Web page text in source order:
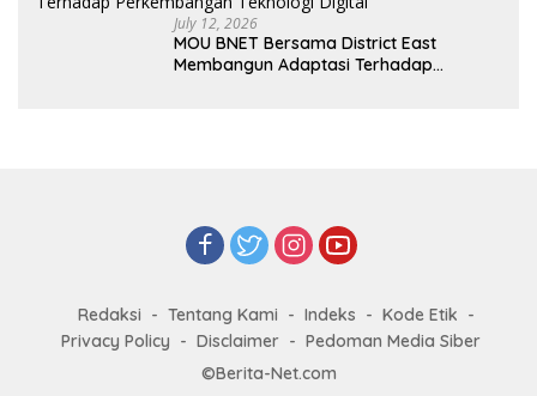
July 12, 2026
MOU BNET Bersama District East
Membangun Adaptasi Terhadap
Redaksi Tentang Kami Indeks
Kode Etik
Privacy Policy
Disclaimer
Pedoman Media Siber
©Berita-Net.com